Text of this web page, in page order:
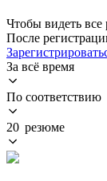
Чтобы видеть все
После
За всё время
По соответствию
20 резюме